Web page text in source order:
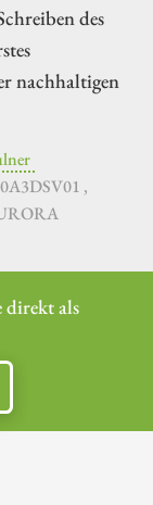
des
nachhaltigen
,
direkt als